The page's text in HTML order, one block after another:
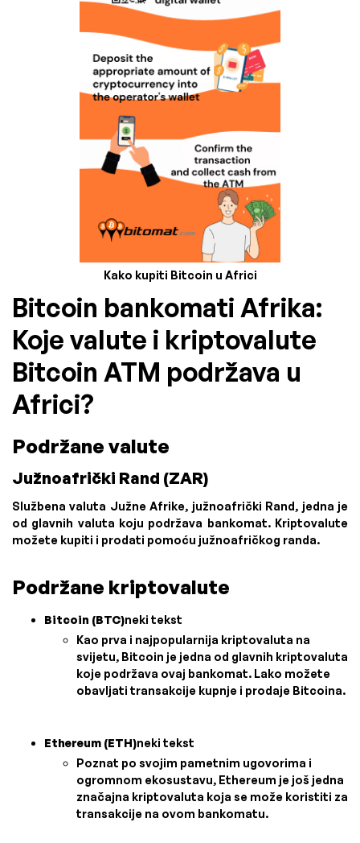
Kako kupiti Bitcoin u Africi
Bitcoin bankomati Afrika:
Koje valute i kriptovalute
Bitcoin ATM podržava u
Africi?
Podržane valute
Južnoafrički Rand (ZAR)
Službena valuta Južne Afrike, južnoafrički Rand, jedna je
od glavnih valuta koju podržava bankomat. Kriptovalute
možete kupiti i prodati pomoću južnoafričkog randa.
Podržane kriptovalute
Bitcoin (BTC)neki tekst
Kao prva i najpopularnija kriptovaluta na
svijetu, Bitcoin je jedna od glavnih kriptovaluta
koje podržava ovaj bankomat. Lako možete
obavljati transakcije kupnje i prodaje Bitcoina.
Ethereum (ETH)neki tekst
Poznat po svojim pametnim ugovorima i
ogromnom ekosustavu, Ethereum je još jedna
značajna kriptovaluta koja se može koristiti za
transakcije na ovom bankomatu.